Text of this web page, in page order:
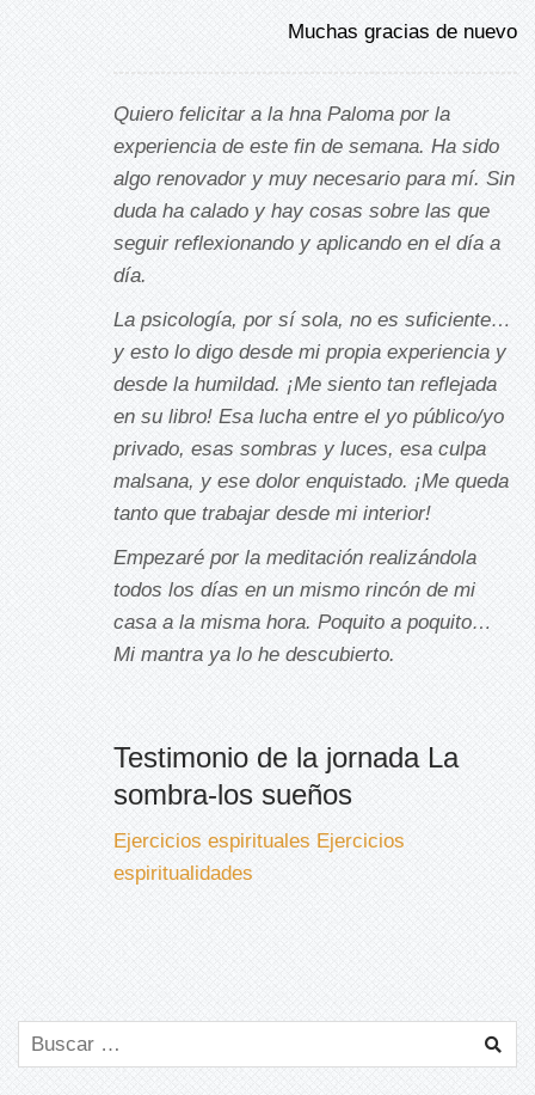
Muchas gracias de nuevo
Quiero felicitar a la hna Paloma por la
experiencia de este fin de semana. Ha sido
algo renovador y muy necesario para mí. Sin
duda ha calado y hay cosas sobre las que
seguir reflexionando y aplicando en el día a
día.
La psicología, por sí sola, no es suficiente…
y esto lo digo desde mi propia experiencia y
desde la humildad. ¡Me siento tan reflejada
en su libro! Esa lucha entre el yo público/yo
privado, esas sombras y luces, esa culpa
malsana, y ese dolor enquistado. ¡Me queda
tanto que trabajar desde mi interior!
Empezaré por la meditación realizándola
todos los días en un mismo rincón de mi
casa a la misma hora. Poquito a poquito…
Mi mantra ya lo he descubierto.
Testimonio de la jornada La
sombra-los sueños
Ejercicios espirituales Ejercicios
espiritualidades